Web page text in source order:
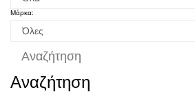
Μάρκα:
Αναζήτηση
Αναζήτηση